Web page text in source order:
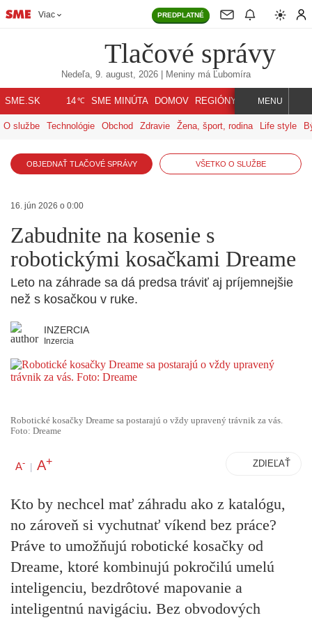
Viac PREDPLATNÉ
Tlačové správy
Nedeľa, 9. august, 2026 | Meniny má Ľubomíra
SME.SK 14℃ SME MINÚTA DOMOV REGIÓNY INDEX SVET
MENU
O službe Technológie Obchod Zdravie Žena, šport, rodina Life style
OBJEDNAŤ TLAČOVÉ SPRÁVY VŠETKO O SLUŽBE
16. jún 2026 o 0:00
Zabudnite na kosenie s
robotickými kosačkami Dreame
Leto na záhrade sa dá predsa tráviť aj príjemnejšie
než s kosačkou v ruke.
INZERCIA
Inzercia
Robotické kosačky Dreame sa postarajú o vždy upravený trávnik za vás.
Foto: Dreame
A- | A+ ZDIEĽAŤ
Kto by nechcel mať záhradu ako z katalógu,
no zároveň si vychutnať víkend bez práce?
Práve to umožňujú robotické kosačky od
Dreame, ktoré kombinujú pokročilú umelú
inteligenciu, bezdrôtové mapovanie a
inteligentnú navigáciu. Bez obvodových